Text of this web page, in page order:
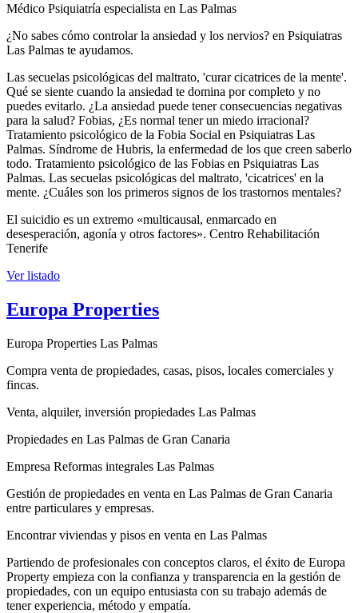
Médico Psiquiatría especialista en Las Palmas
¿No sabes cómo controlar la ansiedad y los nervios? en Psiquiatras
Las Palmas te ayudamos.
Las secuelas psicológicas del maltrato, 'curar cicatrices de la mente'.
Qué se siente cuando la ansiedad te domina por completo y no
puedes evitarlo. ¿La ansiedad puede tener consecuencias negativas
para la salud? Fobias, ¿Es normal tener un miedo irracional?
Tratamiento psicológico de la Fobia Social en Psiquiatras Las
Palmas. Síndrome de Hubris, la enfermedad de los que creen saberlo
todo. Tratamiento psicológico de las Fobias en Psiquiatras Las
Palmas. Las secuelas psicológicas del maltrato, 'cicatrices' en la
mente. ¿Cuáles son los primeros signos de los trastornos mentales?
El suicidio es un extremo «multicausal, enmarcado en
desesperación, agonía y otros factores». Centro Rehabilitación
Tenerife
Ver listado
Europa Properties
Europa Properties Las Palmas
Compra venta de propiedades, casas, pisos, locales comerciales y
fincas.
Venta, alquiler, inversión propiedades Las Palmas
Propiedades en Las Palmas de Gran Canaria
Empresa Reformas integrales Las Palmas
Gestión de propiedades en venta en Las Palmas de Gran Canaria
entre particulares y empresas.
Encontrar viviendas y pisos en venta en Las Palmas
Partiendo de profesionales con conceptos claros, el éxito de Europa
Property empieza con la confianza y transparencia en la gestión de
propiedades, con un equipo entusiasta con su trabajo además de
tener experiencia, método y empatía.